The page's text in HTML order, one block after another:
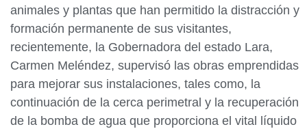
animales y plantas que han permitido la distracción y
formación permanente de sus visitantes,
recientemente, la Gobernadora del estado Lara,
Carmen Meléndez, supervisó las obras emprendidas
para mejorar sus instalaciones, tales como, la
continuación de la cerca perimetral y la recuperación
de la bomba de agua que proporciona el vital líquido